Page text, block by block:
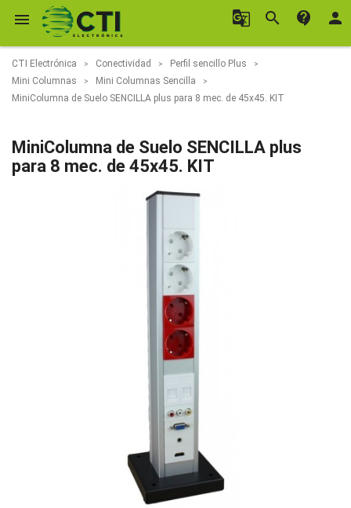
 g_translate search contact_support person
CTI Electrónica Conectividad
Perfil sencillo Plus
Mini Columnas
Mini Columnas Sencilla
MiniColumna de Suelo SENCILLA plus para 8 mec. de 45x45. KIT
MiniColumna de Suelo SENCILLA plus
para 8 mec. de 45x45. KIT